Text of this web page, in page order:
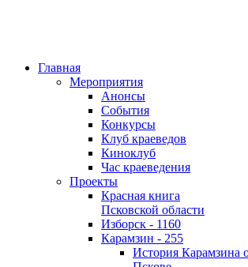
Главная
Мероприятия
Анонсы
События
Конкурсы
Клуб краеведов
Киноклуб
Час краеведения
Проекты
Красная книга
Псковской области
Изборск - 1160
Карамзин - 255
История Карамзина